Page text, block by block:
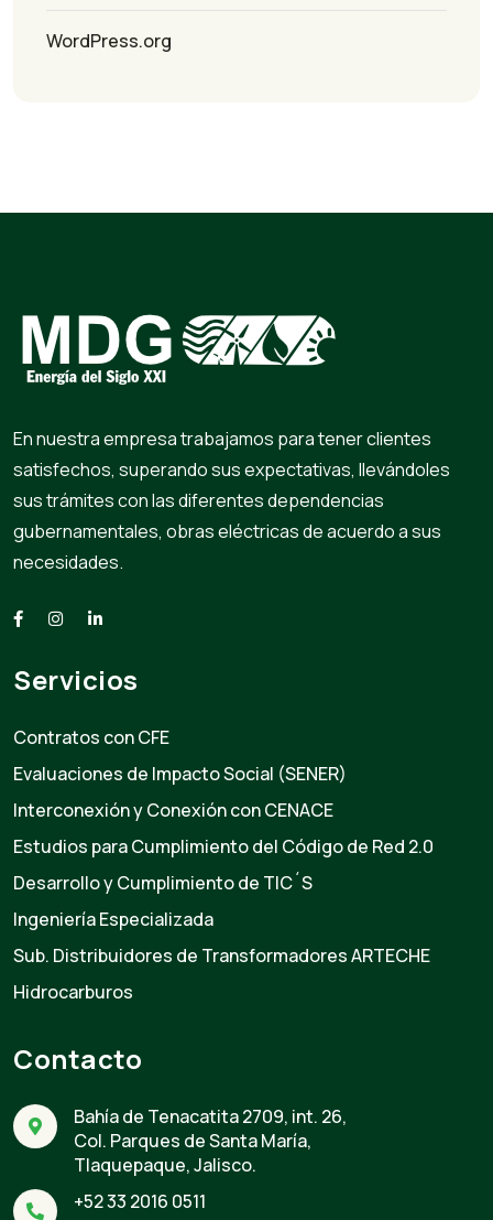
WordPress.org
En nuestra empresa trabajamos para tener clientes
satisfechos, superando sus expectativas, llevándoles
sus trámites con las diferentes dependencias
gubernamentales, obras eléctricas de acuerdo a sus
necesidades.
Servicios
Contratos con CFE
Evaluaciones de Impacto Social (SENER)
Interconexión y Conexión con CENACE
Estudios para Cumplimiento del Código de Red 2.0
Desarrollo y Cumplimiento de TIC´S
Ingeniería Especializada
Sub. Distribuidores de Transformadores ARTECHE
Hidrocarburos
Contacto
Bahía de Tenacatita 2709, int. 26,
Col. Parques de Santa María,
Tlaquepaque, Jalisco.
+52 33 2016 0511